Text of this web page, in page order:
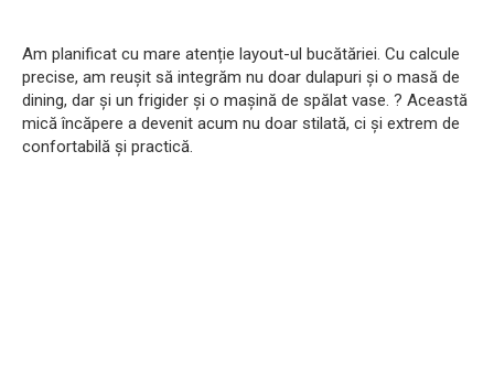
Am planificat cu mare atenție layout-ul bucătăriei. Cu calcule
precise, am reușit să integrăm nu doar dulapuri și o masă de
dining, dar și un frigider și o mașină de spălat vase. ? Această
mică încăpere a devenit acum nu doar stilată, ci și extrem de
confortabilă și practică.